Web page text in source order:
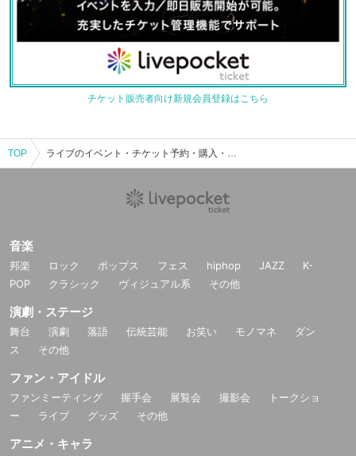
チケット販売者向け新規会員登録はこちら
TOP ライブのイベント・チケット予約・購入・販売情報一覧
音楽
邦楽 ロック ポップス フェス hiphop JAZZ
K-
POP
クラシック ヴィジュアル系 その他
演劇・ステージ
舞台 演劇 落語 伝統芸能 お笑い モノマネ
ダン
ス
その他
ファン・アイドル
ファンミーティング 握手会 展覧会 撮影会
トークショ
ー
ライブ グッズ その他
アニメ・キャラ